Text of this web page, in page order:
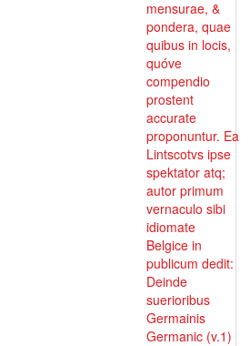
mensurae, &
pondera, quae
quibus in locis,
quóve
compendio
prostent
accurate
proponuntur. Ea
Lintscotvs ipse
spektator atq;
autor primum
vernaculo sibi
idiomate
Belgice in
publicum dedit:
Deinde
suerioribus
Germainis
Germanic (v.1)